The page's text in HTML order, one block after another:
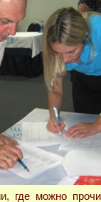
где можно